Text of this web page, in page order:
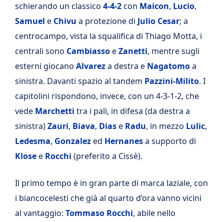
schierando un classico 4-4-2con Maicon, Lucio,
Samuel e Chivu a protezione di Julio Cesar; a
centrocampo, vista la squalifica di Thiago Motta, i
centrali sono CambiassoeZanetti, mentre sugli
esterni giocano Alvareza destra e Nagatomoa
sinistra. Davanti spazio al tandem Pazzini-Milito. I
capitolini rispondono, invece, con un 4-3-1-2, che
vede Marchetti tra i pali, in difesa (da destra a
sinistra)Zauri, Biava, Diase Radu, in mezzo Lulic,
Ledesma, Gonzalezed Hernanesa supporto di
Klosee Rocchi (preferito a Cissè).
Il primo tempo è in gran parte di marca laziale, con
i biancocelesti che già al quarto d’ora vanno vicini
al vantaggio: Tommaso Rocchi, abile nello